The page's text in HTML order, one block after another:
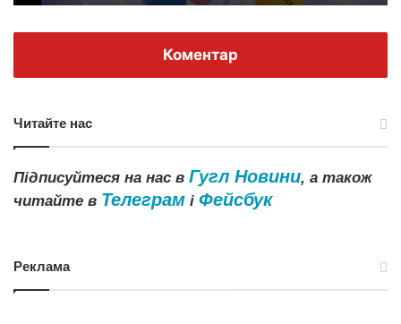
Коментар
Читайте нас
Підписуйтеся на нас в Гугл Новини, а також
читайте в Телеграм і Фейсбук
Реклама